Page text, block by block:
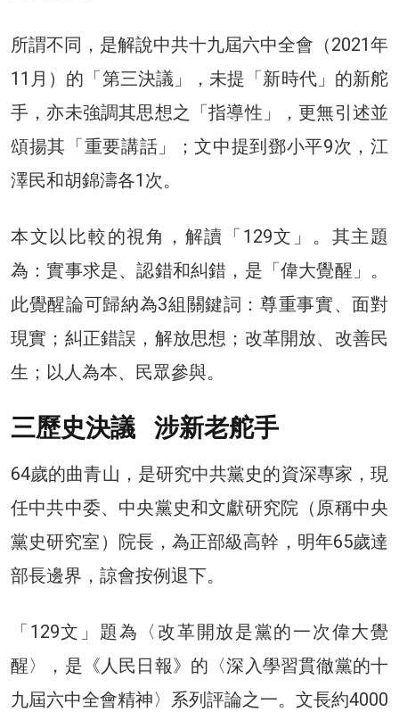
所謂不同，是解說中共十九屆六中全會（2021年
11月）的「第三決議」，未提「新時代」的新舵
手，亦未強調其思想之「指導性」，更無引述並
頌揚其「重要講話」；文中提到鄧小平9次，江
澤民和胡錦濤各1次。
本文以比較的視角，解讀「129文」。其主題
為：實事求是、認錯和糾錯，是「偉大覺醒」。
此覺醒論可歸納為3組關鍵詞：尊重事實、面對
現實；糾正錯誤，解放思想；改革開放、改善民
生；以人為本、民眾參與。
三歷史決議 涉新老舵手
64歲的曲青山，是研究中共黨史的資深專家，現
任中共中委、中央黨史和文獻研究院（原稱中央
黨史研究室）院長，為正部級高幹，明年65歲達
部長邊界，諒會按例退下。
「129文」題為〈改革開放是黨的一次偉大覺
醒〉，是《人民日報》的〈深入學習貫徹黨的十
九屆六中全會精神〉系列評論之一。文長約4000